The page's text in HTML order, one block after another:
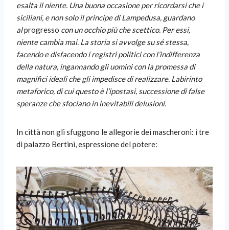
esalta il niente. Una buona occasione per ricordarsi che i
siciliani, e non solo il principe di Lampedusa, guardano
alprogresso con un occhio più che scettico. Per essi,
niente cambia mai. La storia si avvolge su sé stessa,
facendo e disfacendo i registri politici con l’indifferenza
della natura, ingannando gli uomini con la promessa di
magnifici ideali che gli impedisce di realizzare. Labirinto
metaforico, di cui questo è l’ipostasi, successione di false
speranze che sfociano in inevitabili delusioni.
In città non gli sfuggono le allegorie dei mascheroni: i tre
di palazzo Bertini, espressione del potere: